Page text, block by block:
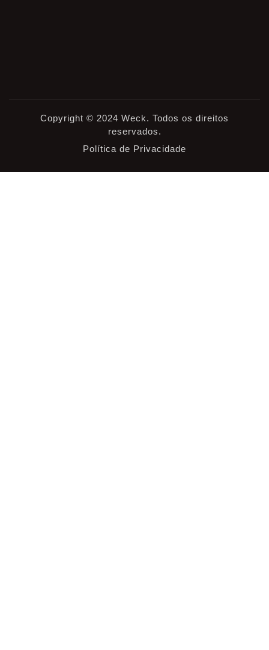
Copyright © 2024 Weck. Todos os direitos
reservados.
Política de Privacidade